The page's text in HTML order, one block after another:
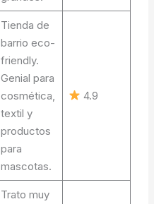
Tienda de
barrio eco-
friendly.
Genial para
cosmética,
textil y
productos
para
mascotas.
4.9
Trato muy